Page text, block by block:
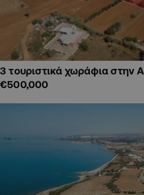
3 τουριστικά χωράφια στην
€500,000